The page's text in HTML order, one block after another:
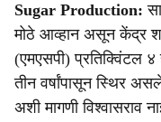
a
r
e
Sugar Production:
मोठे आव्हान असून केंद्र
(एमएसपी) प्रतिक्विंटल
तीन वर्षांपासून स्थिर
अशी मागणी विश्वासराव